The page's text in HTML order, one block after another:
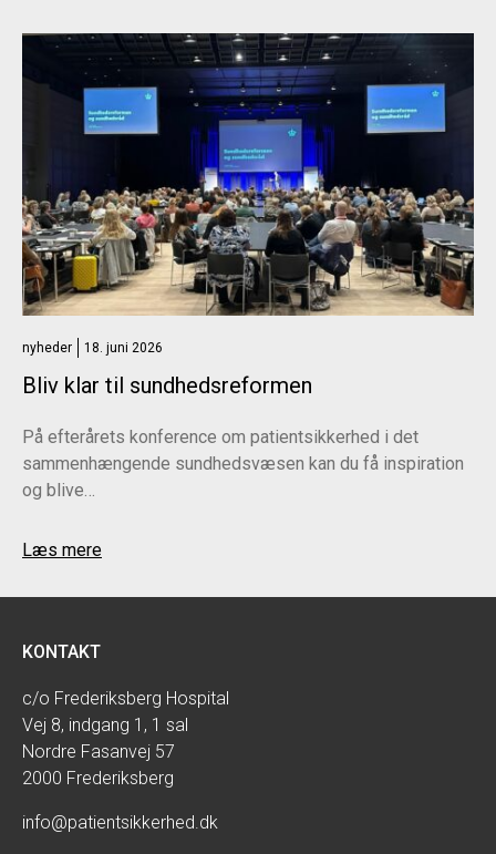
nyheder 18. juni 2026
Bliv klar til sundhedsreformen
På efterårets konference om patientsikkerhed i det
sammenhængende sundhedsvæsen kan du få inspiration
og blive…
Læs mere
KONTAKT
c/o Frederiksberg Hospital
Vej 8, indgang 1, 1 sal
Nordre Fasanvej 57
2000 Frederiksberg
info@patientsikkerhed.dk